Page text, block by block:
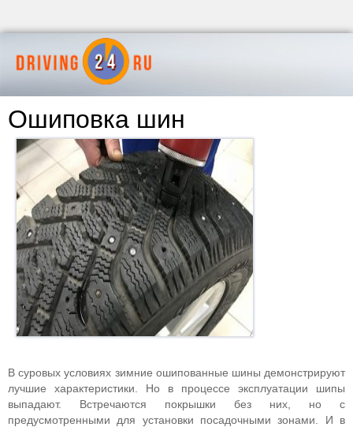
Ошиповка шин
В суровых условиях зимние ошипованные шины демонстрируют
лучшие характеристики. Но в процессе эксплуатации шипы
выпадают. Встречаются покрышки без них, но с
предусмотренными для установки посадочными зонами. И в